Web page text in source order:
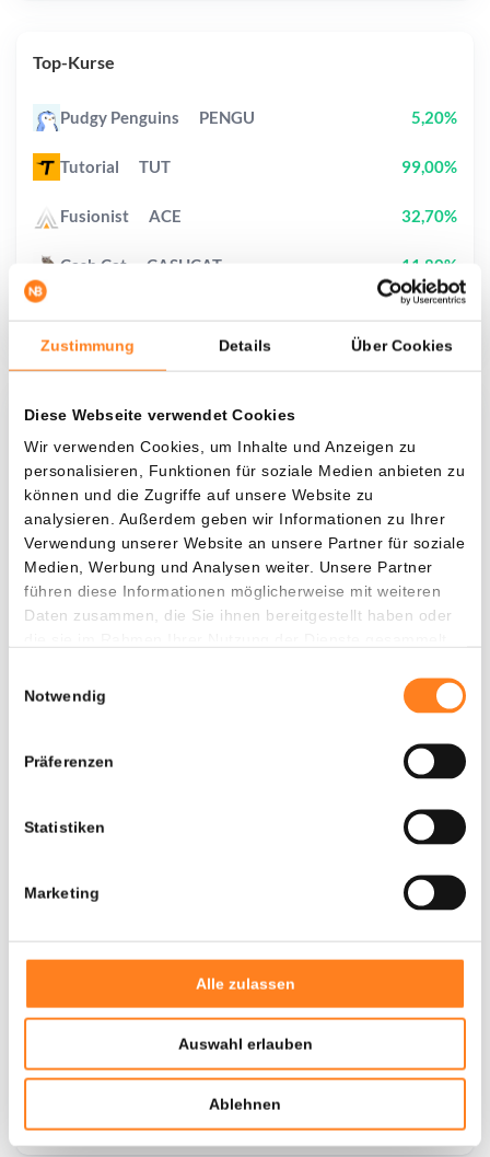
Zustimmung Details Über Cookies
Diese Webseite verwendet Cookies
Wir verwenden Cookies, um Inhalte und Anzeigen zu
personalisieren, Funktionen für soziale Medien anbieten zu
können und die Zugriffe auf unsere Website zu
analysieren. Außerdem geben wir Informationen zu Ihrer
Verwendung unserer Website an unsere Partner für soziale
Medien, Werbung und Analysen weiter. Unsere Partner
führen diese Informationen möglicherweise mit weiteren
Daten zusammen, die Sie ihnen bereitgestellt haben oder
Notwendig
Präferenzen
Statistiken
Marketing
Alle zulassen
Auswahl erlauben
Ablehnen
Zie hoeveel waarde je vandaag zou hebben als
je dollar-cost averaging had toegepast op
verschillende cryptocurrencies.
Hätte investiert In
$
Gesamtwert
Voor de geselecteerde coin zijn momenteel geen
Top-Kurse
Pudgy Penguins PENGU 5,20%
Tutorial TUT 99,00%
Fusionist ACE 32,70%
Cash Cat CASHCAT 11,80%